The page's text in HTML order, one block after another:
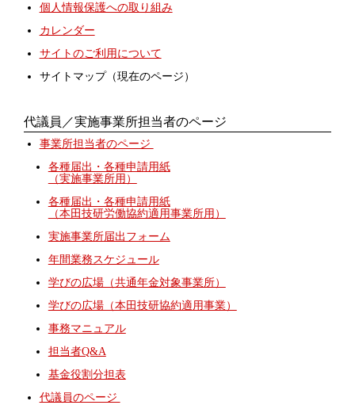
個人情報保護への取り組み
カレンダー
サイトのご利用について
サイトマップ（現在のページ）
代議員／実施事業所担当者のページ
事業所担当者のページ
各種届出・各種申請用紙
（実施事業所用）
各種届出・各種申請用紙
（本田技研労働協約適用事業所用）
実施事業所届出フォーム
年間業務スケジュール
学びの広場（共通年金対象事業所）
学びの広場（本田技研協約適用事業）
事務マニュアル
担当者Q&A
基金役割分担表
代議員のページ